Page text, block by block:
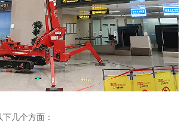
几个方面：